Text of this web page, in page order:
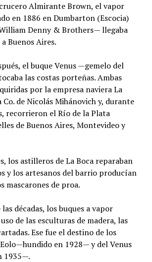
Almirante Brown, el vapor
en 1886 en Dumbarton (Escocia)
Denny & Brothers— llegaba
Buenos Aires.
el buque Venus —gemelo del
las costas porteñas. Ambas
por la empresa naviera La
de Nicolás Mihánovich y, durante
recorrieron el Río de la Plata
de Buenos Aires, Montevideo y
los astilleros de La Boca reparaban
y los artesanos del barrio producían
mascarones de proa.
décadas, los buques a vapor
de las esculturas de madera, las
Ese fue el destino de los
en 1928— y del Venus
1935—.